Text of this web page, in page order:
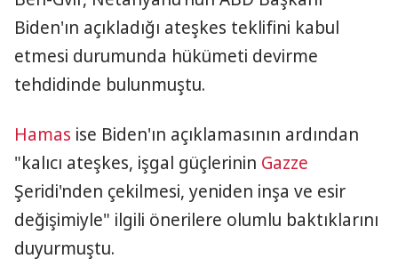
Biden'ın açıkladığı ateşkes teklifini kabul
etmesi durumunda hükümeti devirme
tehdidinde bulunmuştu.
Hamas ise Biden'ın açıklamasının ardından
"kalıcı ateşkes, işgal güçlerinin Gazze
Şeridi'nden çekilmesi, yeniden inşa ve esir
değişimiyle" ilgili önerilere olumlu baktıklarını
duyurmuştu.